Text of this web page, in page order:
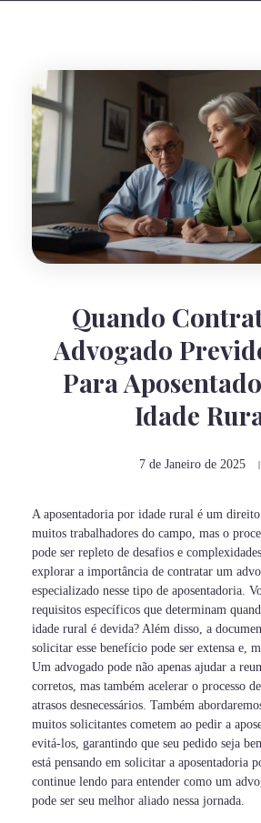
Quando
Advogado
Para
Idade
7 de Janeiro de 2025
A aposentadoria por idade rural é um
muitos trabalhadores do campo, mas o
pode ser repleto de desafios e
explorar a importância de contratar um
especializado nesse tipo de aposentadoria.
requisitos específicos que determinam
idade rural é devida? Além disso, a
solicitar esse benefício pode ser extensa e,
Um advogado pode não apenas ajudar a
corretos, mas também acelerar o processo
atrasos desnecessários. Também
muitos solicitantes cometem ao pedir a
evitá-los, garantindo que seu pedido seja
está pensando em solicitar a aposentadoria
continue lendo para entender como um
pode ser seu melhor aliado nessa jornada.